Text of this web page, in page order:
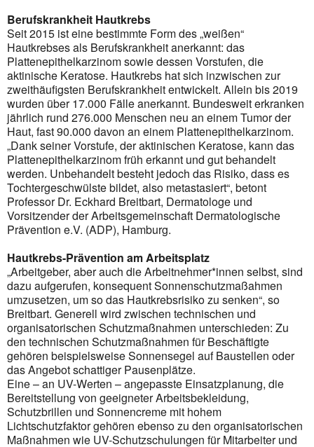
Berufskrankheit Hautkrebs
Seit 2015 ist eine bestimmte Form des „weißen“
Hautkrebses als Berufskrankheit anerkannt: das
Plattenepithelkarzinom sowie dessen Vorstufen, die
aktinische Keratose. Hautkrebs hat sich inzwischen zur
zweithäufigsten Berufskrankheit entwickelt. Allein bis 2019
wurden über 17.000 Fälle anerkannt. Bundesweit erkranken
jährlich rund 276.000 Menschen neu an einem Tumor der
Haut, fast 90.000 davon an einem Plattenepithelkarzinom.
„Dank seiner Vorstufe, der aktinischen Keratose, kann das
Plattenepithelkarzinom früh erkannt und gut behandelt
werden. Unbehandelt besteht jedoch das Risiko, dass es
Tochtergeschwülste bildet, also metastasiert“, betont
Professor Dr. Eckhard Breitbart, Dermatologe und
Vorsitzender der Arbeitsgemeinschaft Dermatologische
Prävention e.V. (ADP), Hamburg.
Hautkrebs-Prävention am Arbeitsplatz
„Arbeitgeber, aber auch die Arbeitnehmer*innen selbst, sind
dazu aufgerufen, konsequent Sonnenschutzmaßahmen
umzusetzen, um so das Hautkrebsrisiko zu senken“, so
Breitbart. Generell wird zwischen technischen und
organisatorischen Schutzmaßnahmen unterschieden: Zu
den technischen Schutzmaßnahmen für Beschäftigte
gehören beispielsweise Sonnensegel auf Baustellen oder
das Angebot schattiger Pausenplätze.
Eine – an UV-Werten – angepasste Einsatzplanung, die
Bereitstellung von geeigneter Arbeitsbekleidung,
Schutzbrillen und Sonnencreme mit hohem
Lichtschutzfaktor gehören ebenso zu den organisatorischen
Maßnahmen wie UV-Schutzschulungen für Mitarbeiter und